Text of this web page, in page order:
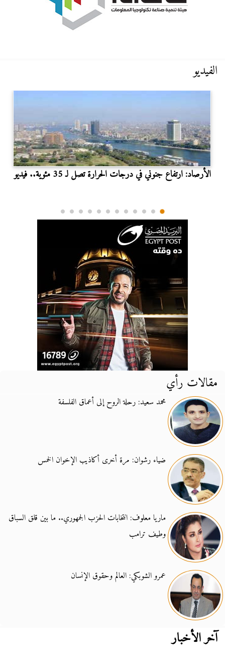
الفيديو
الأرصاد: ارتفاع جنوني في درجات الحرارة تصل لـ 35 مئوية.. فيديو
مقالات رأي
محمد سعيد: رحلة الروح إلى أعماق الفلسفة
ضياء رشوان: مرة أخرى أكاذيب الإخوان الخمس
ماريا معلوف: انتخابات الحزب الجمهوري.. ما بين قلق السباق
وطيف ترامب
عمرو الشوبكي: العالم وحقوق الإنسان
آخر الأخبار